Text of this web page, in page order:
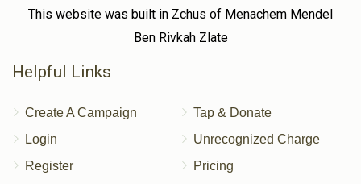
$1,800.00
This website was built in Zchus of Menachem Mendel
Ben Rivkah Zlate
Helpful Links
Create A Campaign
Login
Register
Tap & Donate
Unrecognized Charge
Pricing